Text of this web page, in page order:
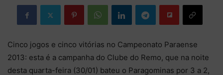
Cinco jogos e cinco vitórias no Campeonato Paraense
2013: esta é a campanha do Clube do Remo, que na noite
desta quarta-feira (30/01) bateu o Paragominas por 3 a 2,